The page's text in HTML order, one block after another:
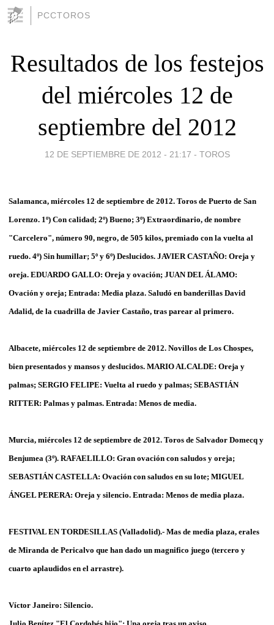
PCCTOROS
Resultados de los festejos
del miércoles 12 de
septiembre del 2012
12 DE SEPTIEMBRE DE 2012 - 21:17 - TOROS
Salamanca, miércoles 12 de septiembre de 2012. Toros de Puerto de San
Lorenzo. 1º) Con calidad; 2º) Bueno; 3º) Extraordinario, de nombre
"Carcelero", número 90, negro, de 505 kilos, premiado con la vuelta al
ruedo. 4º) Sin humillar; 5º y 6º) Deslucidos. JAVIER CASTAÑO: Oreja y
oreja. EDUARDO GALLO: Oreja y ovación; JUAN DEL ÁLAMO:
Ovación y oreja; Entrada: Media plaza. Saludó en banderillas David
Adalid, de la cuadrilla de Javier Castaño, tras parear al primero.
Albacete, miércoles 12 de septiembre de 2012. Novillos de Los Chospes,
bien presentados y mansos y deslucidos. MARIO ALCALDE: Oreja y
palmas; SERGIO FELIPE: Vuelta al ruedo y palmas; SEBASTIÁN
RITTER: Palmas y palmas. Entrada: Menos de media.
Murcia, miércoles 12 de septiembre de 2012. Toros de Salvador Domecq y
Benjumea (3º). RAFAELILLO: Gran ovación con saludos y oreja;
SEBASTIÁN CASTELLA: Ovación con saludos en su lote; MIGUEL
ÁNGEL PERERA: Oreja y silencio. Entrada: Menos de media plaza.
FESTIVAL EN TORDESILLAS (Valladolid).- Mas de media plaza, erales
de Miranda de Pericalvo que han dado un magnifico juego (tercero y
cuarto aplaudidos en el arrastre).
Víctor Janeiro: Silencio.